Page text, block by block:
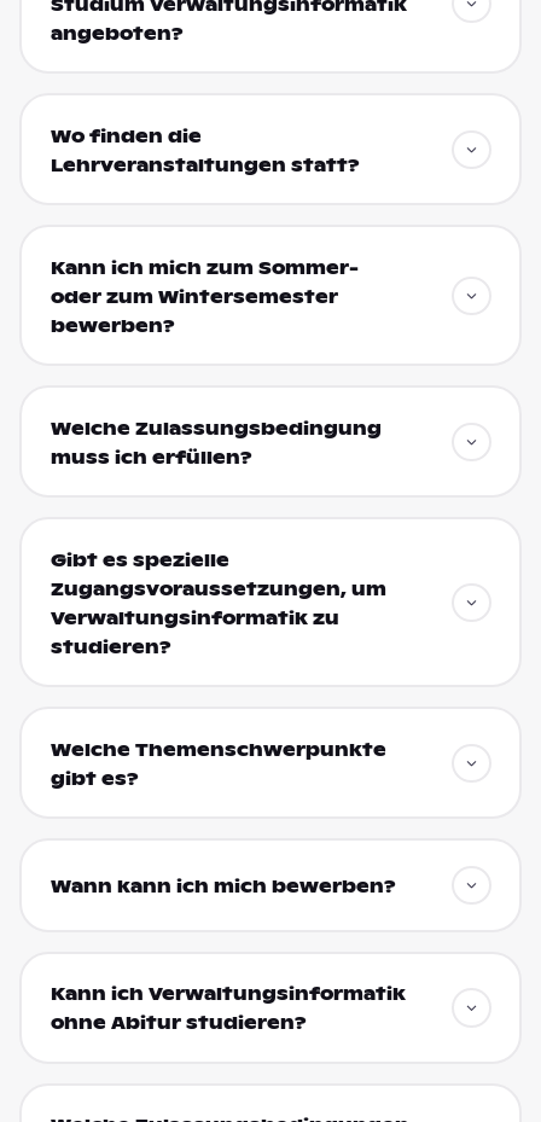
Studium Verwaltungsinformatik
angeboten?
Wo finden die
Lehrveranstaltungen statt?
Kann ich mich zum Sommer-
oder zum Wintersemester
bewerben?
Welche Zulassungsbedingung
muss ich erfüllen?
Gibt es spezielle
Zugangsvoraussetzungen, um
Verwaltungsinformatik zu
studieren?
Welche Themenschwerpunkte
gibt es?
Wann kann ich mich bewerben?
Kann ich Verwaltungsinformatik
ohne Abitur studieren?